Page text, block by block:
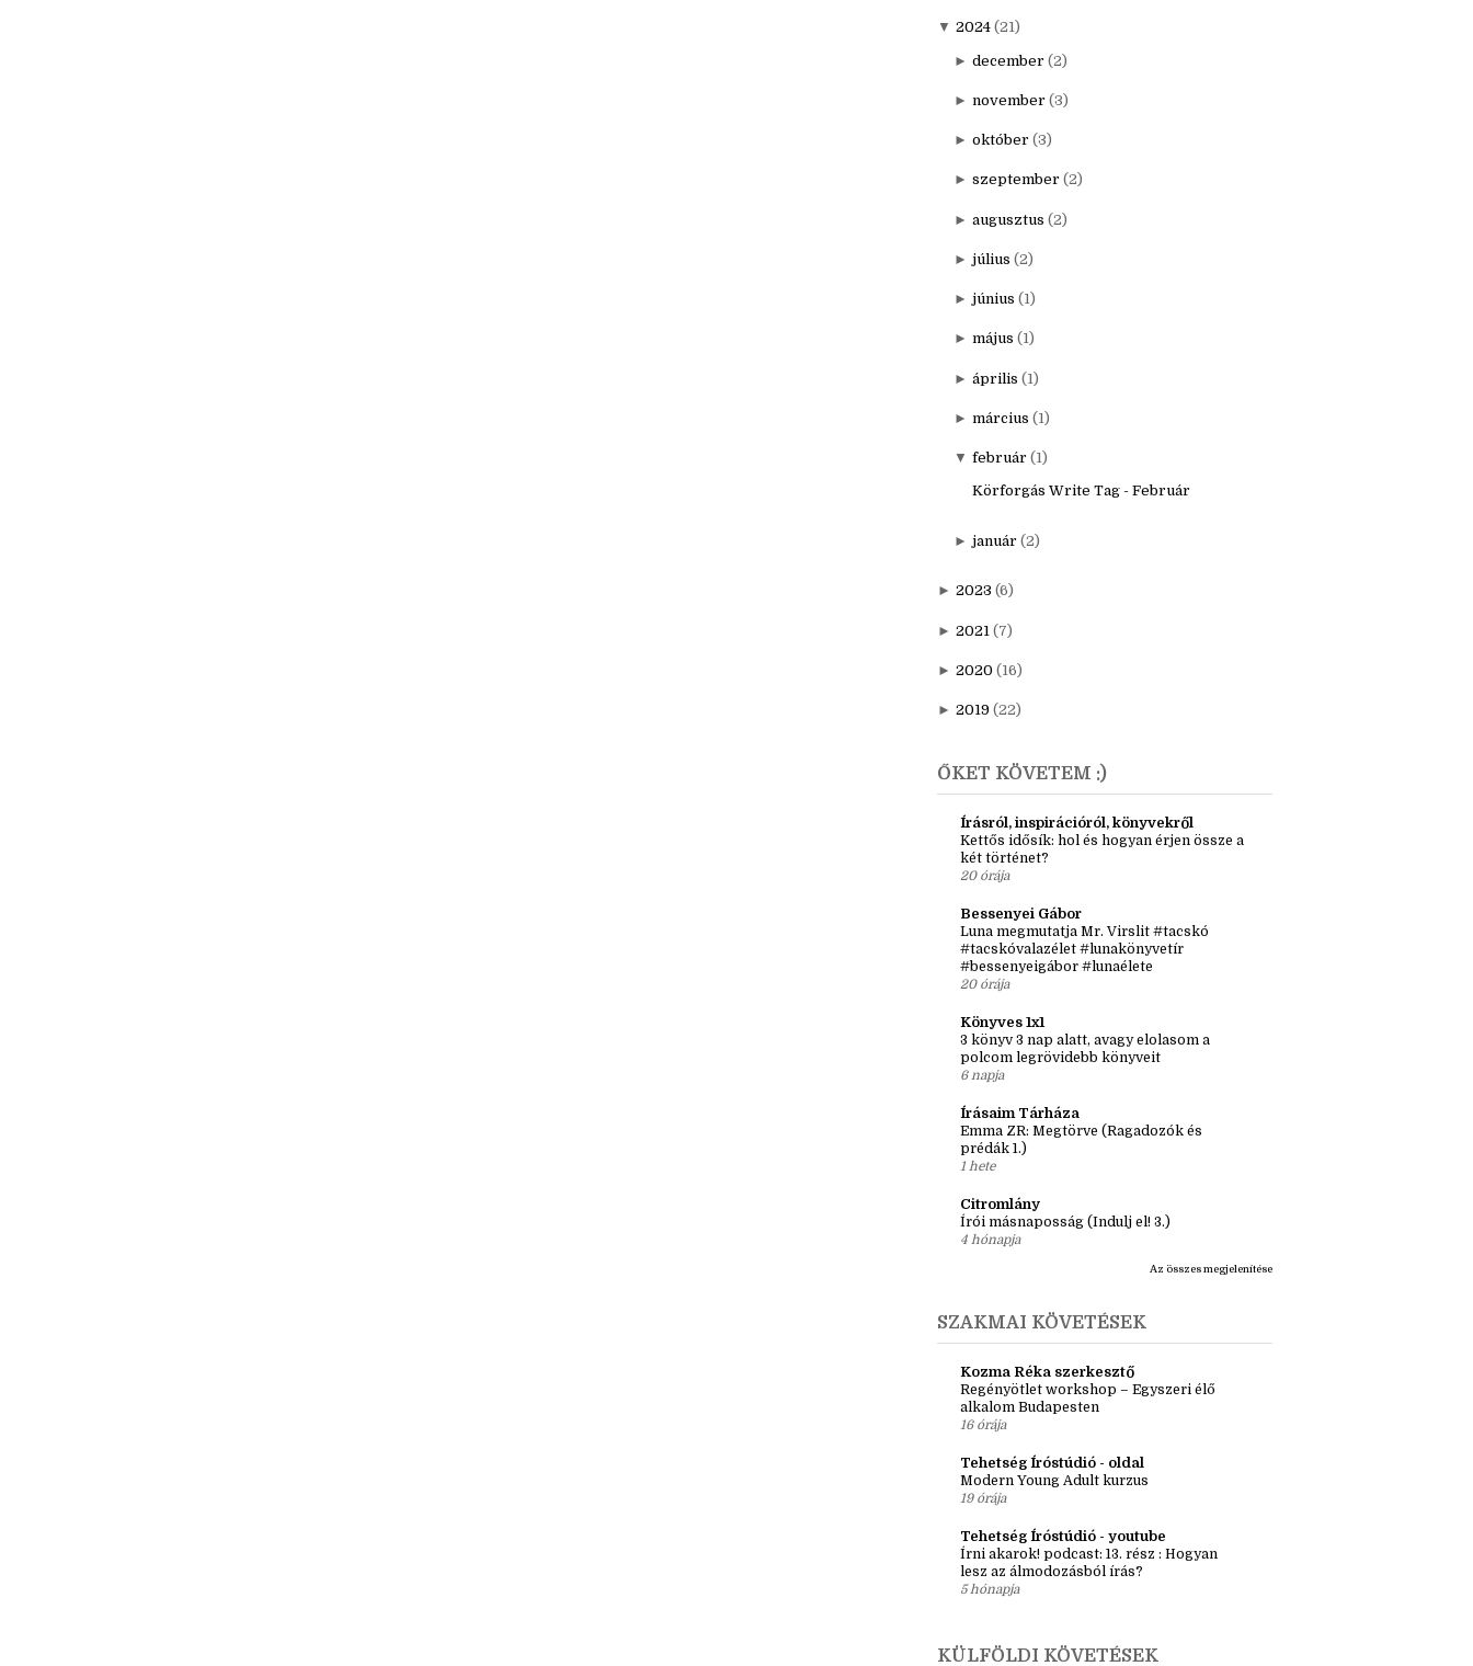
2025 (21)
2024 (21)
► december (2)
► november (3)
► október (3)
► szeptember
► augusztus
► július (2)
► június (1)
► május (1)
► április (1)
►március (1)
február (1)
► 2023 (6)
► 2021 (7)
►2019 (22)
ŐKET KÖVETEM :)
Kettős idősík: hol és hogyan érjen össze a
két történet?
20 órája
Bessenyei Gábor
#tacskóvalazélet #lunakönyvetír
#bessenyeigábor #lunaélete
20 órája
3 könyv 3 nap alatt, avagy elolasom a
polcom legrövidebb könyveit
6 napja
Emma ZR: Megtörve (Ragadozók és
prédák 1.)
1 hete
4 hónapja
Az összes megjelenítése
SZAKMAI KÖVETÉSEK
Regényötlet workshop – Egyszeri élő
alkalom Budapesten
16 órája
Tehetség Íróstúdió - oldal
Modern Young Adult kurzus
19 órája
lesz az álmodozásból írás?
5 hónapja